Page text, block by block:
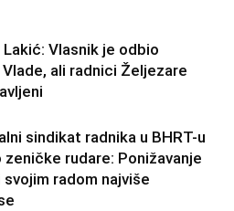
Vlasnik je odbio
ali radnici Željezare
sindikat radnika u BHRT-u
zeničke rudare: Ponižavanje
svojim radom najviše